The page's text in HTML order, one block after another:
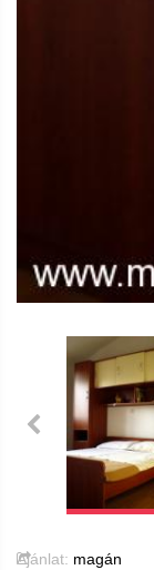
Ajánlat: magán